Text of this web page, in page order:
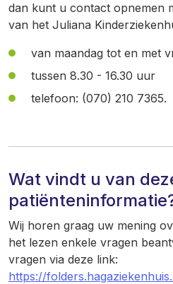
dan kunt u contact opnemen
van het Juliana
van maandag tot en met
tussen 8.30 - 16.30 uur
telefoon: (070) 210 7365.
Wat vindt u van
Wij horen graag uw mening
het lezen enkele vragen
vragen via deze link:
https://